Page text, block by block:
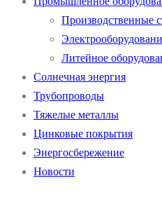
Производственные
Литейное
Солнечная энергия
Трубопроводы
Тяжелые металлы
Цинковые покрытия
Энергосбережение
Новости